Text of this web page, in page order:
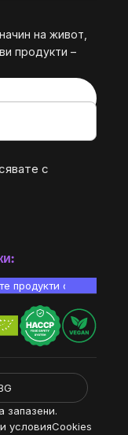
на живот,
продукти –
с
продукти са
запазени.
условияCookies